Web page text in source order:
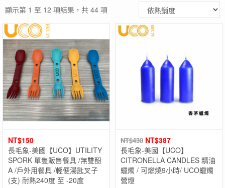
顯示第 1 至 12 項結果，共 44 項
NT$150
長毛象-美國【UCO】UTILITY
SPORK 單隻販售餐具 /無雙酚
A /戶外用餐具 /輕便湯匙叉子
(支) 耐熱240度 至 -20度
NT$430 NT$387
長毛象-美國【UCO】
CITRONELLA CANDLES 精油
蠟燭 / 可燃燒9小時/ UCO蠟燭
營燈